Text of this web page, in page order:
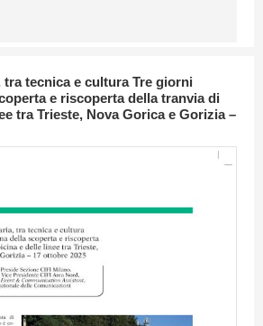
tecnica e cultura Tre giorni
e riscoperta della tranvia di
tra Trieste, Nova Gorica e Gorizia –